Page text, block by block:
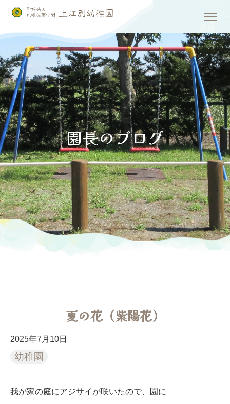
夏の花（紫陽花）
2025年7月10日
幼稚園
我が家の庭にアジサイが咲いたので、園に